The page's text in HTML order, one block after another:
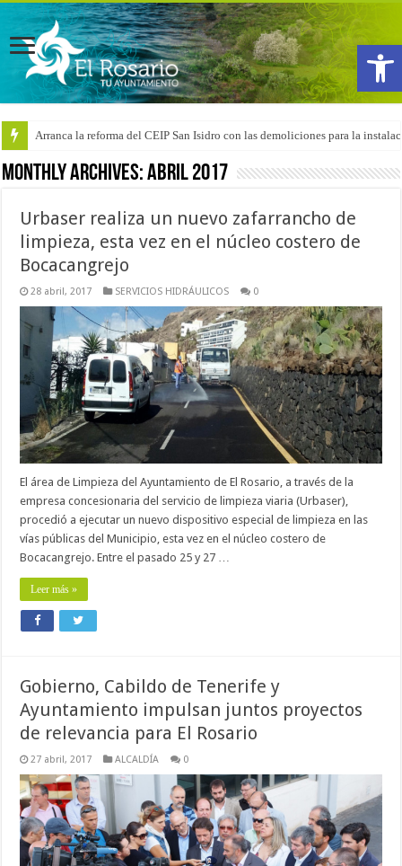
Arranca la reforma del CEIP San Isidro con las demoliciones para la
Monthly Archives:abril 2017
Urbaser realiza un nuevo zafarrancho de
limpieza, esta vez en el núcleo costero de
Bocacangrejo
28 abril, 2017 SERVICIOS HIDRÁULICOS 0
El área de Limpieza del Ayuntamiento de El Rosario, a través de la
empresa concesionaria del servicio de limpieza viaria (Urbaser),
procedió a ejecutar un nuevo dispositivo especial de limpieza en las
vías públicas del Municipio, esta vez en el núcleo costero de
Bocacangrejo. Entre el pasado 25 y 27 …
Leer más »
Gobierno, Cabildo de Tenerife y
Ayuntamiento impulsan juntos proyectos
de relevancia para El Rosario
27 abril, 2017 ALCALDÍA 0